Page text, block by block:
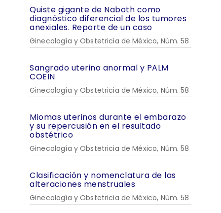
Quiste gigante de Naboth como
diagnóstico diferencial de los tumores
anexiales. Reporte de un caso
Ginecología y Obstetricia de México, Núm. 58
Sangrado uterino anormal y PALM
COEIN
Ginecología y Obstetricia de México, Núm. 58
Miomas uterinos durante el embarazo
y su repercusión en el resultado
obstétrico
Ginecología y Obstetricia de México, Núm. 58
Clasificación y nomenclatura de las
alteraciones menstruales
Ginecología y Obstetricia de México, Núm. 58